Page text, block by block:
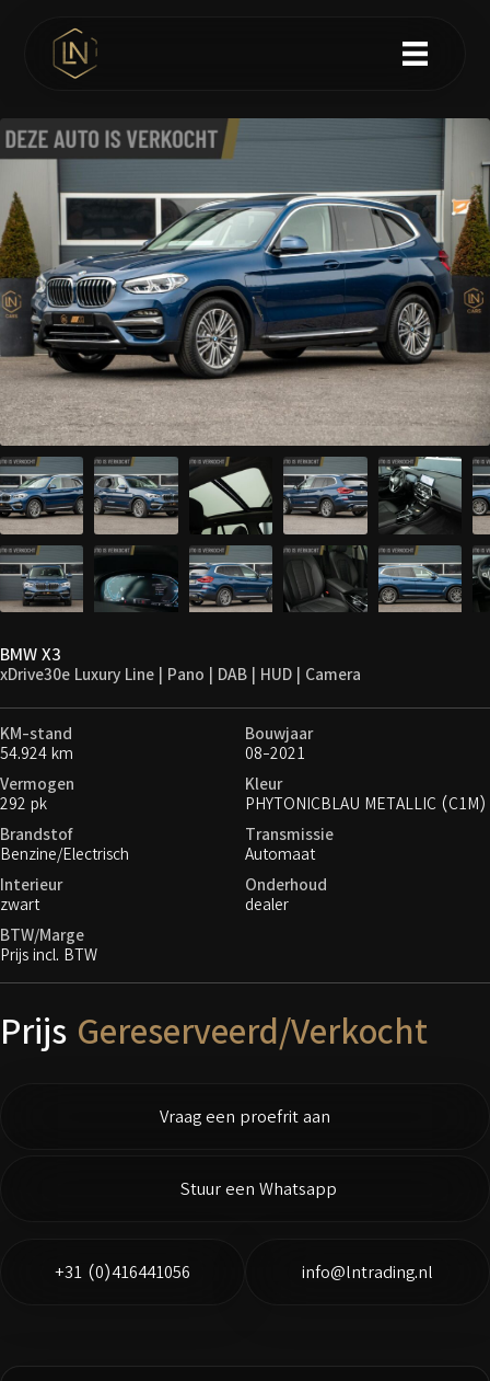
BMW X3
xDrive30e Luxury Line | Pano | DAB | HUD | Camera
KM-stand
54.924 km
Bouwjaar
08-2021
Vermogen
292 pk
Kleur
PHYTONICBLAU METALLIC (C1M)
Brandstof
Benzine/Electrisch
Transmissie
Automaat
Interieur
zwart
Onderhoud
dealer
BTW/Marge
Prijs incl. BTW
Prijs Gereserveerd/Verkocht
Vraag een proefrit aan
Stuur een Whatsapp
+31 (0)416441056 info@lntrading.nl